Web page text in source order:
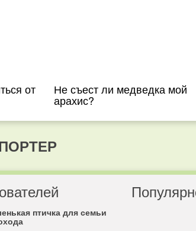
от Не съест ли медведка мой
арахис?
птичка для семьи